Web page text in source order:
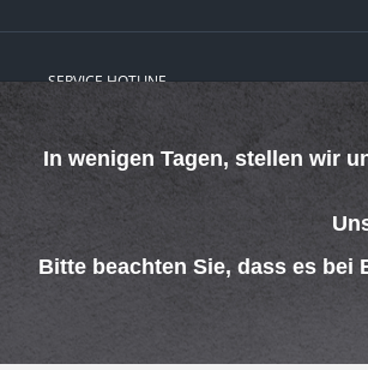
In wenigen Tagen, stellen wir
Bitte beachten Sie, dass es
SERVICE HOTLINE
Telefonische Unterstützung und Beratung
069 - 4269 4267
Mo-Do. 08:00 - 15:00 Uhr
Fr. 08:00 - 13:00 Uhr